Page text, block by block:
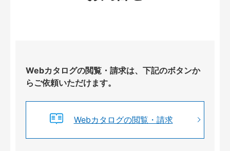
Webカタログの閲覧・請求は、下記のボタンか
らご依頼いただけます。
Webカタログの閲覧・請求